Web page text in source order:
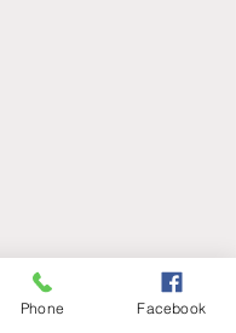
Phone Facebook